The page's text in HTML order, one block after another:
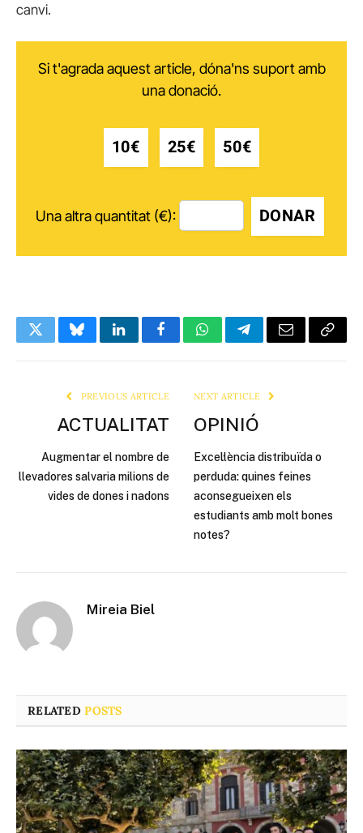
canvi.
Si t'agrada aquest article, dóna'ns suport amb
una donació.
10€ 25€ 50€
Una altra quantitat (€): DONAR
TwitterBlueskyLinkedInFacebookWhatsAppTelegramEmail Copy
PREVIOUS ARTICLE
ACTUALITAT
Augmentar el nombre de
llevadores salvaria milions de
vides de dones i nadons
NEXT ARTICLE
OPINIÓ
Excel·lència distribuïda o
perduda: quines feines
aconsegueixen els
estudiants amb molt bones
notes?
Mireia Biel
RELATEDPOSTS